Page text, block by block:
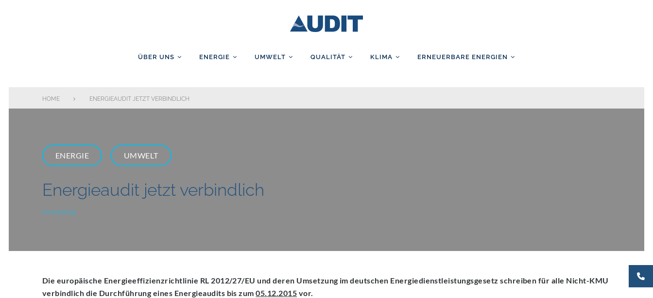
AUDIT GmbH
ÜBER UNS ENERGIE UMWELT QUALITÄT KLIMA ERNEUERBARE ENERGIEN
HOME ENERGIEAUDIT JETZT VERBINDLICH
ENERGIE UMWELT
Energieaudit jetzt verbindlich
01.04.2015
Die europäische Energieeffizienzrichtlinie RL 2012/27/EU und deren Umsetzung im deutschen Energiedienstleistungsgesetz schreiben für alle Nicht-KMU
verbindlich die Durchführung eines Energieaudits bis zum05.12.2015 vor.